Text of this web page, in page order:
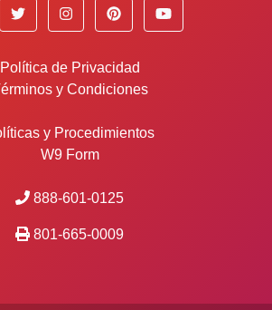
Política de Privacidad
y Condiciones
y Procedimientos
W9 Form
888-601-0125
801-665-0009